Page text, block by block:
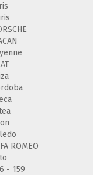
ROMEO
- 159